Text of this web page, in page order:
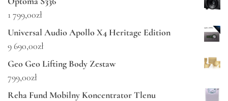
1 799,00zł
Universal Audio Apollo X4 Heritage Edition
9 690,00zł
Geo Geo Lifting Body Zestaw
799,00zł
Reha Fund Mobilny Koncentrator Tlenu